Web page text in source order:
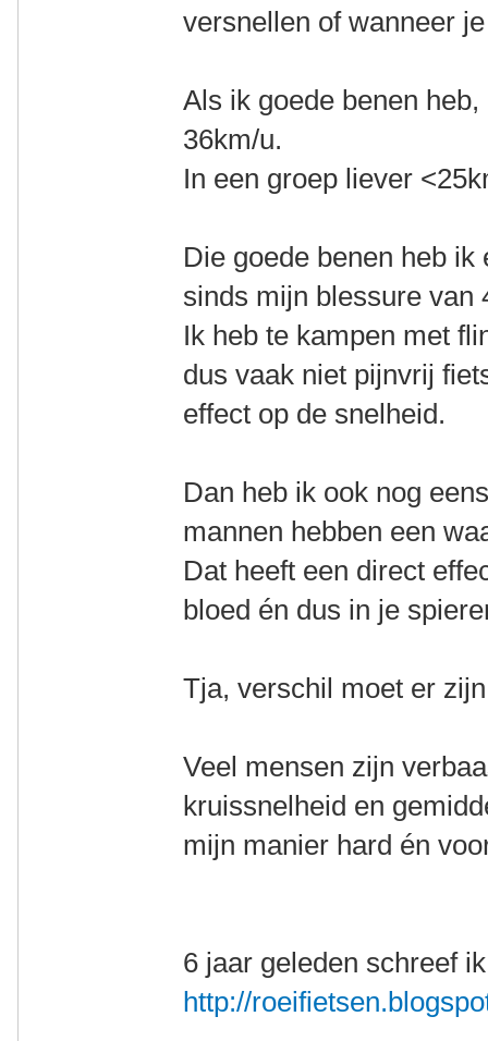
versnellen of wanneer
Als ik goede benen
36km/u.
In een groep liever
Die goede benen heb
sinds mijn blessure
Ik heb te kampen met
dus vaak niet pijnvrij
effect op de snelheid.
Dan heb ik ook nog
mannen hebben een
Dat heeft een direct
bloed én dus in je
Tja, verschil moet er
Veel mensen zijn
kruissnelheid en
mijn manier hard én
6 jaar geleden schreef
http://